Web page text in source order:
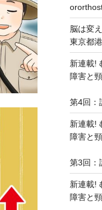
脳は変
東京都
新連載!
障害と
第4回：
新連載!
障害と
第3回：
新連載!
障害と